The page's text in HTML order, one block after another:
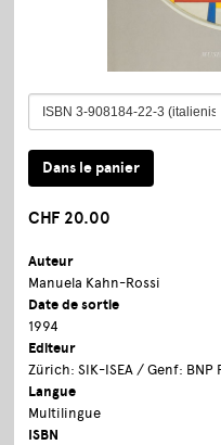
CHF 20.00
Auteur
Manuela Kahn-Rossi
Date de sortie
1994
Editeur
Zürich: SIK-ISEA / Genf: BNP
Langue
Multilingue
ISBN